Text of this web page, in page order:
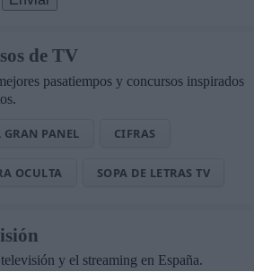
de TV
pasatiempos y concursos inspirados
GRAN PANEL CIFRAS
OCULTA SOPA DE LETRAS TV
y el streaming en España.